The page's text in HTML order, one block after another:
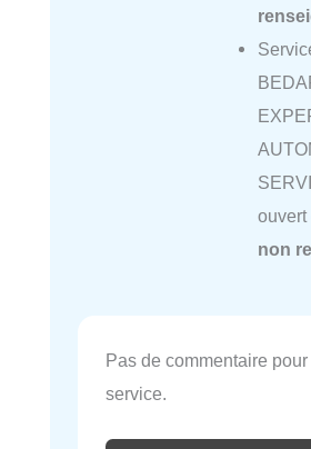
ouvert
non
Pas de commentaire pour
service.